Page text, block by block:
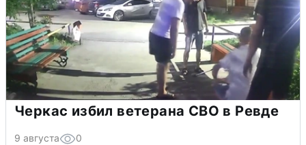
Черкас избил ветерана СВО в Ревде
9 августа 0